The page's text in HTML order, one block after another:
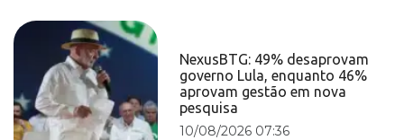
NexusBTG: 49% desaprovam
governo Lula, enquanto 46%
aprovam gestão em nova
pesquisa
10/08/2026 07:36